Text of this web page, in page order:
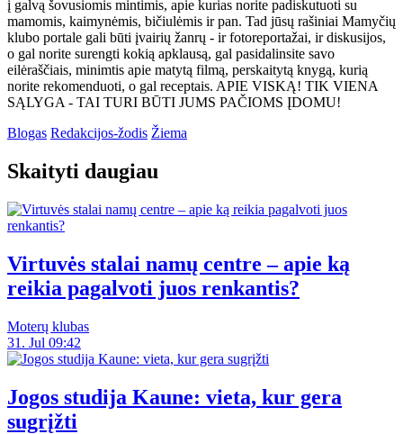
į galvą šovusiomis mintimis, apie kurias norite padiskutuoti su
mamomis, kaimynėmis, bičiulėmis ir pan. Tad jūsų rašiniai Mamyčių
klubo portale gali būti įvairių žanrų - ir fotoreportažai, ir diskusijos,
o gal norite surengti kokią apklausą, gal pasidalinsite savo
eilėraščiais, minimtis apie matytą filmą, perskaitytą knygą, kurią
norite rekomenduoti, o gal receptais. APIE VISKĄ! TIK VIENA
SĄLYGA - TAI TURI BŪTI JUMS PAČIOMS ĮDOMU!
Blogas Redakcijos-žodis Žiema
Skaityti daugiau
Virtuvės stalai namų centre – apie ką
reikia pagalvoti juos renkantis?
Moterų klubas
31. Jul 09:42
Jogos studija Kaune: vieta, kur gera
sugrįžti